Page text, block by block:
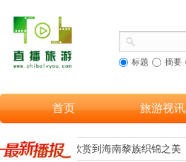
标题 摘要
首页 旅游视讯
，让更多游客欣赏到海南黎族织锦之美